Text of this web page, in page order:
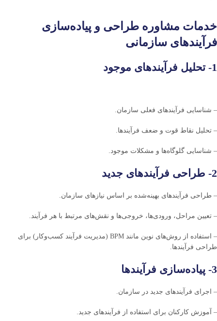
خدمات مشاوره طراحی و پیاده‌سازی
فرآیندهای سازمانی
1- تحلیل فرآیندهای موجود
– شناسایی فرآیندهای فعلی سازمان.
– تحلیل نقاط قوت و ضعف فرآیندها.
– شناسایی گلوگاه‌ها و مشکلات موجود.
2- طراحی فرآیندهای جدید
– طراحی فرآیندهای بهینه‌شده بر اساس نیازهای سازمان.
– تعیین مراحل، ورودی‌ها، خروجی‌ها و نقش‌های مرتبط با هر فرآیند.
– استفاده از روش‌های نوین مانند BPM (مدیریت فرآیند کسب‌وکار) برای
طراحی فرآیندها.
3- پیاده‌سازی فرآیندها
– اجرای فرآیندهای جدید در سازمان.
– آموزش کارکنان برای استفاده از فرآیندهای جدید.